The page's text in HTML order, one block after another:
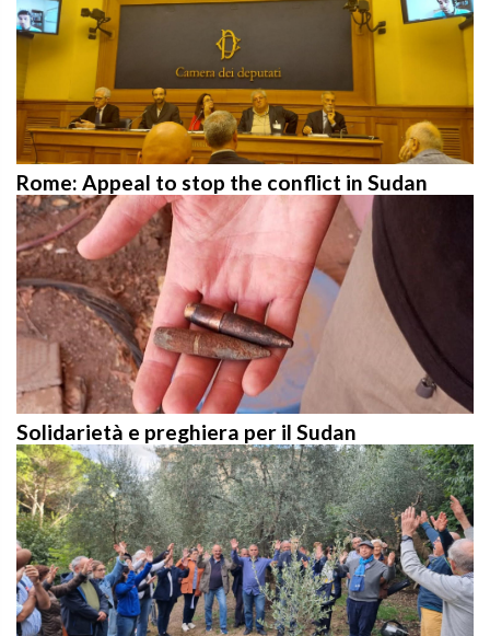
Rome: Appeal to stop the conflict in Sudan
Solidarietà e preghiera per il Sudan